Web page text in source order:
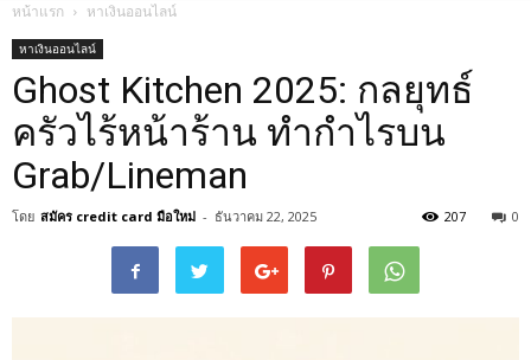
หน้าแรก หาเงินออนไลน์
หาเงินออนไลน์
Ghost Kitchen 2025: กลยุทธ์
ครัวไร้หน้าร้าน ทำกำไรบน
Grab/Lineman
โดย สมัคร credit card มือใหม่ - ธันวาคม 22, 2025 0
207